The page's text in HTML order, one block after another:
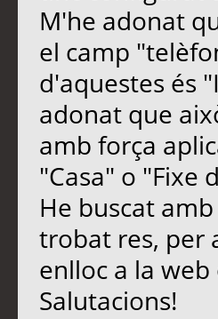
M'he adonat
el camp
d'aquestes és
adonat que
amb força
"Casa" o "Fixe
He buscat
trobat res, per
enlloc a la
Salutacions!